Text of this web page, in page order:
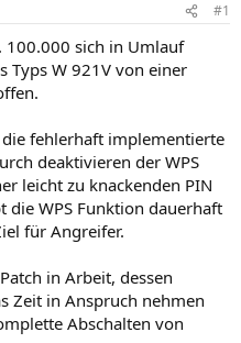
#1
100.000 sich in Umlauf
Typs W 921V von einer
fehlerhaft implementierte
deaktivieren der WPS
leicht zu knackenden PIN
die WPS Funktion dauerhaft
für Angreifer.
in Arbeit, dessen
Zeit in Anspruch nehmen
Abschalten von